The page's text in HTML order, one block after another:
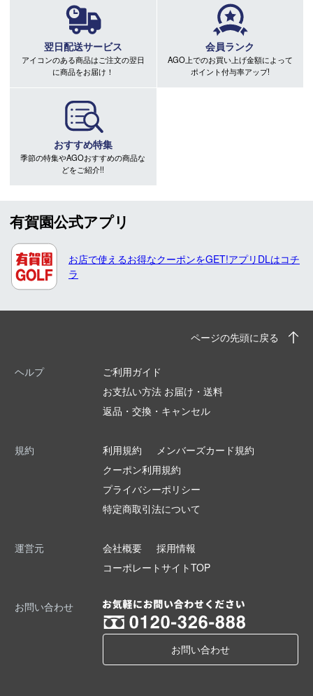
翌日配送サービス
アイコンのある商品はご注文の翌日
に商品をお届け！
会員ランク
AGO上でのお買い上げ金額によって
ポイント付与率アップ!
おすすめ特集
季節の特集やAGOおすすめの商品な
どをご紹介!!
有賀園公式アプリ
お店で使えるお得なクーポンをGET!アプリDLはコチ
ラ
ページの先頭に戻る
ヘルプ
ご利用ガイド
お支払い方法 お届け・送料
返品・交換・キャンセル
規約 利用規約
メンバーズカード規約
クーポン利用規約
プライバシーポリシー
特定商取引法について
運営元 会社概要
採用情報
コーポレートサイトTOP
お問い合わせ
お問い合わせ